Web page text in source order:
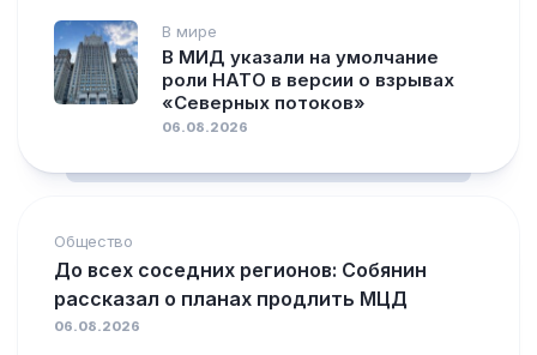
В мире
В МИД указали на умолчание
роли НАТО в версии о взрывах
«Северных потоков»
06.08.2026
Общество
До всех соседних регионов: Собянин
рассказал о планах продлить МЦД
06.08.2026